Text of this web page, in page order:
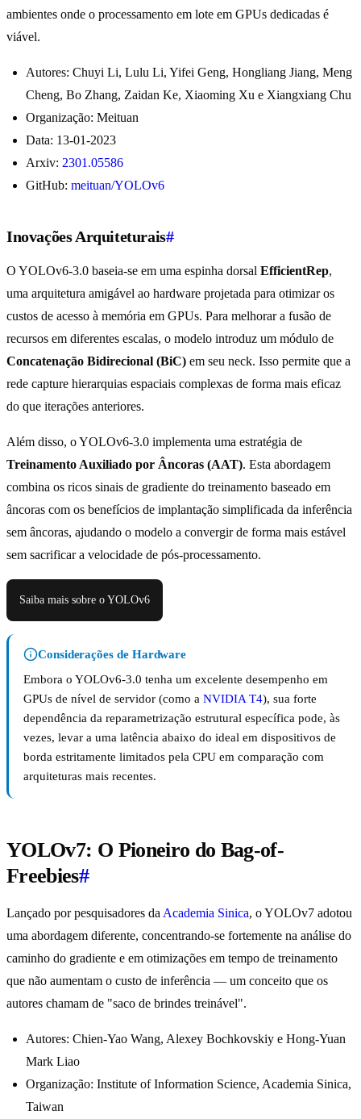
ambientes onde o processamento em lote em GPUs dedicadas é
viável.
Autores: Chuyi Li, Lulu Li, Yifei Geng, Hongliang Jiang, Meng
Cheng, Bo Zhang, Zaidan Ke, Xiaoming Xu e Xiangxiang Chu
Organização: Meituan
Data: 13-01-2023
Arxiv: 2301.05586
GitHub: meituan/YOLOv6
Inovações Arquiteturais#
O YOLOv6-3.0 baseia-se em uma espinha dorsal EfficientRep,
uma arquitetura amigável ao hardware projetada para otimizar os
custos de acesso à memória em GPUs. Para melhorar a fusão de
recursos em diferentes escalas, o modelo introduz um módulo de
Concatenação Bidirecional (BiC) em seu neck. Isso permite que a
rede capture hierarquias espaciais complexas de forma mais eficaz
do que iterações anteriores.
Além disso, o YOLOv6-3.0 implementa uma estratégia de
Treinamento Auxiliado por Âncoras (AAT). Esta abordagem
combina os ricos sinais de gradiente do treinamento baseado em
âncoras com os benefícios de implantação simplificada da inferência
sem âncoras, ajudando o modelo a convergir de forma mais estável
sem sacrificar a velocidade de pós-processamento.
Saiba mais sobre o YOLOv6
Considerações de Hardware
Embora o YOLOv6-3.0 tenha um excelente desempenho em
GPUs de nível de servidor (como a NVIDIA T4), sua forte
dependência da reparametrização estrutural específica pode, às
vezes, levar a uma latência abaixo do ideal em dispositivos de
borda estritamente limitados pela CPU em comparação com
arquiteturas mais recentes.
YOLOv7: O Pioneiro do Bag-of-
Freebies#
Lançado por pesquisadores da Academia Sinica, o YOLOv7 adotou
uma abordagem diferente, concentrando-se fortemente na análise do
caminho do gradiente e em otimizações em tempo de treinamento
que não aumentam o custo de inferência — um conceito que os
autores chamam de "saco de brindes treinável".
Autores: Chien-Yao Wang, Alexey Bochkovskiy e Hong-Yuan
Mark Liao
Organização: Institute of Information Science, Academia Sinica,
Taiwan